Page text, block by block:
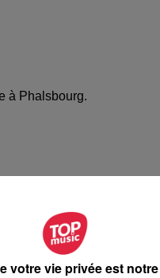
à Phalsbourg.
votre vie privée est